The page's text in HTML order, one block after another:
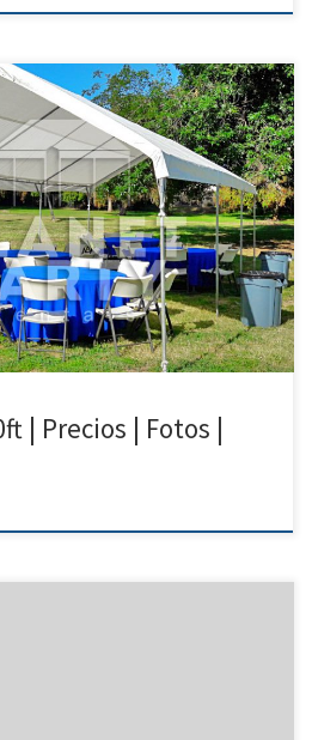
– Carpas para Renta 818 207 8502
14ft x 30ft Carpa $200.00 Carpas para
| Precios | Fotos |